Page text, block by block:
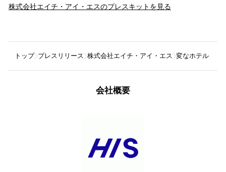
株式会社エイチ・アイ・エスのプレスキットを見る
トップ プレスリリース 株式会社エイチ・アイ・エス 変なホテル・変
会社概要